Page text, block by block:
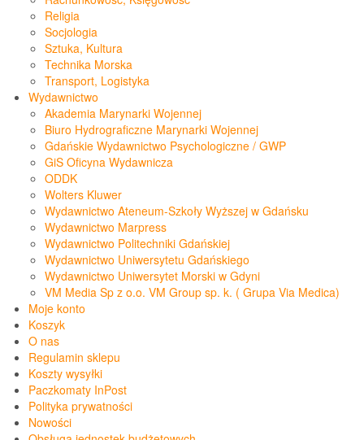
Religia
Socjologia
Sztuka, Kultura
Technika Morska
Transport, Logistyka
Wydawnictwo
Akademia Marynarki Wojennej
Biuro Hydrograficzne Marynarki Wojennej
Gdańskie Wydawnictwo Psychologiczne / GWP
GiS Oficyna Wydawnicza
ODDK
Wolters Kluwer
Wydawnictwo Ateneum-Szkoły Wyższej w Gdańsku
Wydawnictwo Marpress
Wydawnictwo Politechniki Gdańskiej
Wydawnictwo Uniwersytetu Gdańskiego
Wydawnictwo Uniwersytet Morski w Gdyni
VM Media Sp z o.o. VM Group sp. k. ( Grupa Via Medica)
Moje konto
Koszyk
O nas
Regulamin sklepu
Koszty wysyłki
Paczkomaty InPost
Polityka prywatności
Nowości